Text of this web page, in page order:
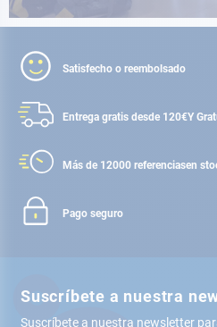
Satisfecho o reembolsado
Entrega gratis desde 120€Y
Más de 12000 referenciasen
Pago seguro
Suscríbete a nuestra
Suscríbete a nuestra newsletter